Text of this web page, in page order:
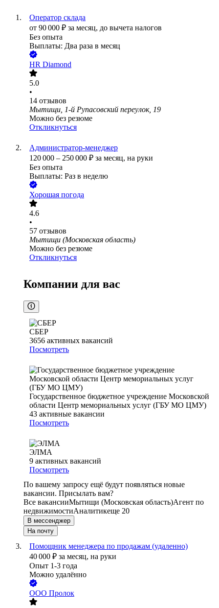
Оператор склада
от 90 000 ₽ за месяц, до вычета налогов
Без опыта
Выплаты: Два раза в месяц
HR Diamond
5.0
•
14 отзывов
Мытищи, 1-й Рупасовский переулок, 19
Можно без резюме
Откликнуться
Администратор-менеджер
120 000 – 250 000 ₽ за месяц, на руки
Без опыта
Выплаты: Раз в неделю
Хорошая погода
4.6
•
57 отзывов
Мытищи (Московская область)
Можно без резюме
Откликнуться
Компании для вас
СБЕР
3656 активных вакансий
Посмотреть
Государственное бюджетное учреждение Московской
области Центр мемориальных услуг (ГБУ МО ЦМУ)
43 активные вакансии
Посмотреть
ЭЛМА
9 активных вакансий
Посмотреть
По вашему запросу ещё будут появляться новые
вакансии. Присылать вам?
Все вакансииМытищи (Московская область)Агент по
недвижимостиАналитикеще 20
В мессенджер
На почту
Помощник менеджера по продажам (удаленно)
40 000 ₽ за месяц, на руки
Опыт 1-3 года
Можно удалённо
ООО Пролок